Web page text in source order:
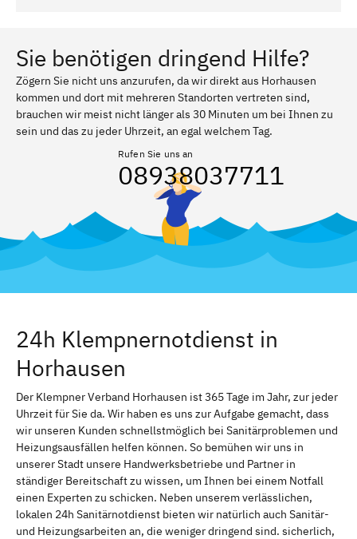
Sie benötigen dringend Hilfe?
Zögern Sie nicht uns anzurufen, da wir direkt aus Horhausen
kommen und dort mit mehreren Standorten vertreten sind,
brauchen wir meist nicht länger als 30 Minuten um bei Ihnen zu
sein und das zu jeder Uhrzeit, an egal welchem Tag.
Rufen Sie uns an
08938037711
24h Klempnernotdienst in
Horhausen
Der Klempner Verband Horhausen ist 365 Tage im Jahr, zur jeder
Uhrzeit für Sie da. Wir haben es uns zur Aufgabe gemacht, dass
wir unseren Kunden schnellstmöglich bei Sanitärproblemen und
Heizungsausfällen helfen können. So bemühen wir uns in
unserer Stadt unsere Handwerksbetriebe und Partner in
ständiger Bereitschaft zu wissen, um Ihnen bei einem Notfall
einen Experten zu schicken. Neben unserem verlässlichen,
lokalen 24h Sanitärnotdienst bieten wir natürlich auch Sanitär-
und Heizungsarbeiten an, die weniger dringend sind. sicherlich,